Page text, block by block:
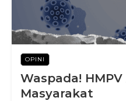
OPINI
Waspada!
Masyarakat